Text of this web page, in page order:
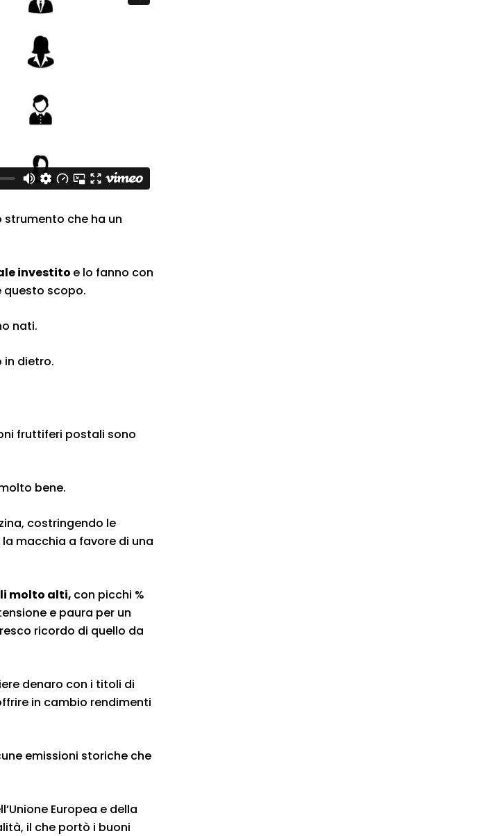
che ha un
investito e lo fanno con
scopo.
nati.
in dietro.
fruttiferi postali sono
bene.
costringendo le
macchia a favore di una
molto alti, con picchi %
e paura per un
ricordo di quello da
denaro con i titoli di
in cambio rendimenti
emissioni storiche che
Europea e della
il che portò i buoni